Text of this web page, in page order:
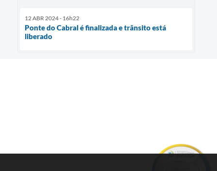
12 ABR 2024 - 16h22
Ponte do Cabral é finalizada e trânsito está
liberado